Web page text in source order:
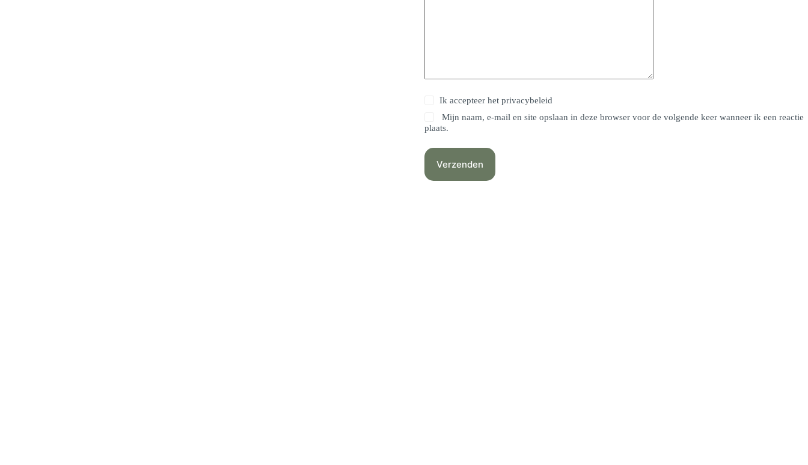
Ik accepteer het privacybeleid
Mijn naam, e-mail en site opslaan in deze browser voor de volgende keer wanneer ik een reactie
plaats.
Verzenden